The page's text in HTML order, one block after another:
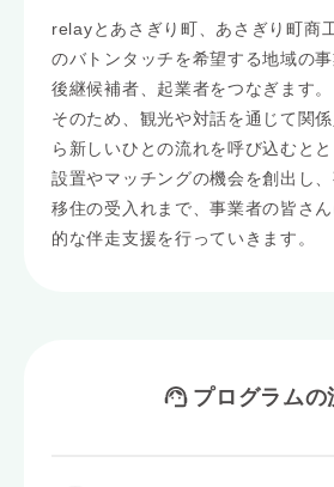
relayとあさぎり町、あさぎり町商
のバトンタッチを希望する地域の
後継候補者、起業者をつなぎます。
そのため、観光や対話を通じて関
ら新しいひとの流れを呼び込むと
設置やマッチングの機会を創出し
移住の受入れまで、事業者の皆さ
的な伴走支援を行っていきます。
プログラムの